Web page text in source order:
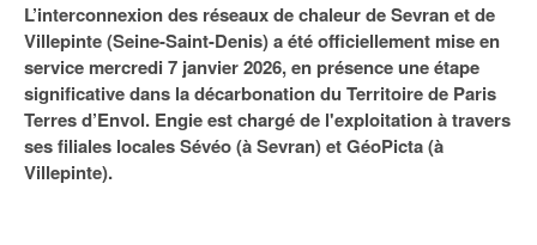
Services urbains
Attractivité
Innovation
Transport
77
78
91
Nominations
Portraits
Agenda
Les Assises du Grand Paris
Éditions précédentes
Le podcast
Ecouter les épisodes
L’interconnexion des réseaux de chaleur de Sevran et de
Villepinte (Seine-Saint-Denis) a été officiellement mise en
service mercredi 7 janvier 2026, en présence une étape
significative dans la décarbonation du Territoire de Paris
Terres d’Envol. Engie est chargé de l'exploitation à travers
ses filiales locales Sévéo (à Sevran) et GéoPicta (à
Villepinte).